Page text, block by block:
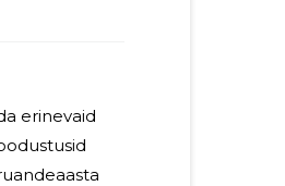
erinevaid